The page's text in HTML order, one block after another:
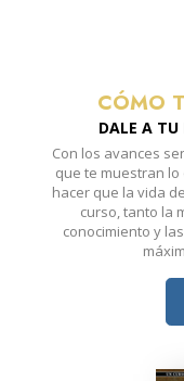
CÓMO
DALE A TU
Con los avances
que te muestran
hacer que la vida
curso, tanto la
conocimiento y